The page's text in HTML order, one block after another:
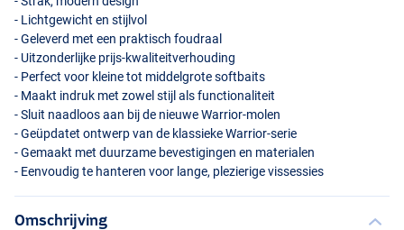
- Lichtgewicht en stijlvol
- Geleverd met een praktisch foudraal
- Uitzonderlijke prijs-kwaliteitverhouding
- Perfect voor kleine tot middelgrote softbaits
- Maakt indruk met zowel stijl als functionaliteit
- Sluit naadloos aan bij de nieuwe Warrior-molen
- Geüpdatet ontwerp van de klassieke Warrior-serie
- Gemaakt met duurzame bevestigingen en materialen
- Eenvoudig te hanteren voor lange, plezierige vissessies
Omschrijving